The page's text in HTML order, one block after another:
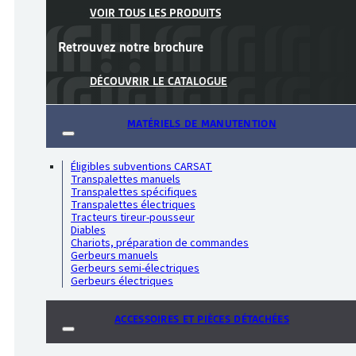
VOIR TOUS LES PRODUITS
Retrouvez notre brochure
DÉCOUVRIR LE CATALOGUE
MATÉRIELS DE MANUTENTION
Éligibles subventions CARSAT
Transpalettes manuels
Transpalettes spécifiques
Transpalettes électriques
Tracteurs tireur-pousseur
Diables
Chariots, préparation de commandes
Gerbeurs manuels
Gerbeurs semi-électriques
Gerbeurs électriques
ACCESSOIRES ET PIÈCES DÉTACHÉES